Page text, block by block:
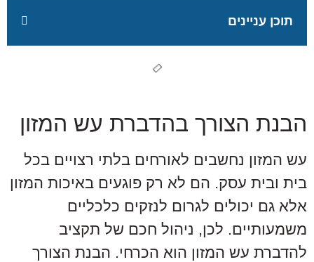
תוכן עניינים
הבנת הצורך בהדברת עש המזון
עש המזון נחשבים לאורחים בלתי רצויים בכל
בית ובית עסק. הם לא רק פוגעים באיכות המזון
אלא גם יכולים לגרום לנזקים כלכליים
משמעותיים. לכן, ניהול חכם של תקציב
להדברת עש המזון הוא הכרחי. הבנת הצורך